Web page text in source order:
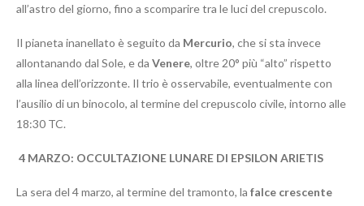
all’astro del giorno, fino a scomparire tra le luci del crepuscolo.
Il pianeta inanellato è seguito da Mercurio, che si sta invece
allontanando dal Sole, e da Venere, oltre 20° più “alto” rispetto
alla linea dell’orizzonte. Il trio è osservabile, eventualmente con
l’ausilio di un binocolo, al termine del crepuscolo civile, intorno alle
18:30 TC.
4 MARZO: OCCULTAZIONE LUNARE DI EPSILON ARIETIS
La sera del 4 marzo, al termine del tramonto, la falce crescente